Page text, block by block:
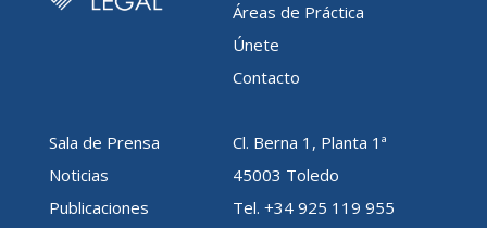
Áreas de Práctica
Únete
Contacto
Sala de Prensa
Noticias
Publicaciones
Cl. Berna 1, Planta 1ª
45003 Toledo
Tel. +34 925 119 955